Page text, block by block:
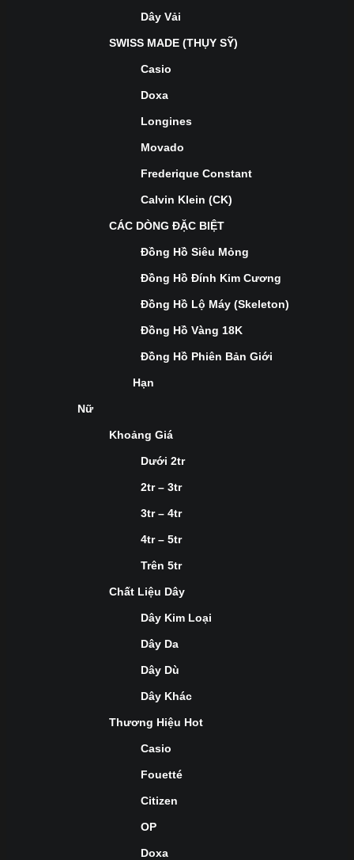
Dây Vải
SWISS MADE (THỤY SỸ)
Casio
Doxa
Longines
Movado
Frederique Constant
Calvin Klein (CK)
CÁC DÒNG ĐẶC BIỆT
Đồng Hồ Siêu Mỏng
Đồng Hồ Đính Kim Cương
Đồng Hồ Lộ Máy (Skeleton)
Đồng Hồ Vàng 18K
Đồng Hồ Phiên Bản Giới
Hạn
Nữ
Khoảng Giá
Dưới 2tr
2tr – 3tr
3tr – 4tr
4tr – 5tr
Trên 5tr
Chất Liệu Dây
Dây Kim Loại
Dây Da
Dây Dù
Dây Khác
Thương Hiệu Hot
Casio
Fouetté
Citizen
OP
Doxa